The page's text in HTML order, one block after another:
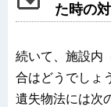
た時の
続いて、施設内
合はどうでしょ
遺失物法には次